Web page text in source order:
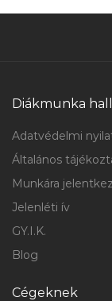
Diákmunka
Adatvédelmi
Általános
Munkára
Jelenléti ív
GY.I.K.
Blog
Cégeknek